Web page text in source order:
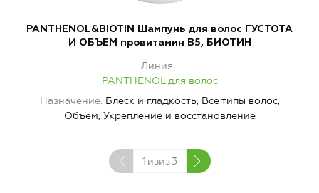
PANTHENOL&BIOTIN Шампунь для волос ГУСТОТА
И ОБЪЕМ провитамин В5, БИОТИН
Линия
PANTHENOL для волос
Назначение Блеск и гладкость, Все типы волос,
Объем, Укрепление и восстановление
1 изиз3